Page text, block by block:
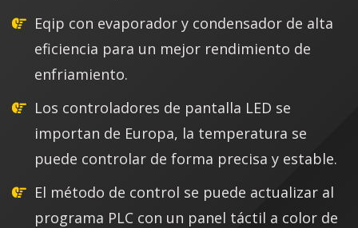
Eqip con evaporador y condensador de alta
eficiencia para un mejor rendimiento de
enfriamiento.
Los controladores de pantalla LED se
importan de Europa, la temperatura se
puede controlar de forma precisa y estable.
El método de control se puede actualizar al
programa PLC con un panel táctil a color de